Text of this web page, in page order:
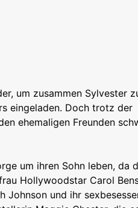
um zusammen Sylvester
eingeladen. Doch trotz der
ehemaligen Freunden
um ihren Sohn leben, da
Hollywoodstar Carol
Johnson und ihr